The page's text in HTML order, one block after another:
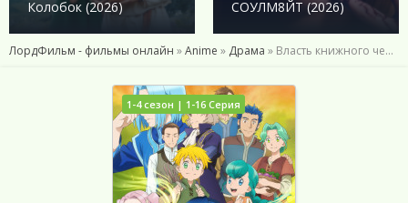
Колобок (2026)
СОУЛМ8ЙТ (2026)
ЛордФильм - фильмы онлайн »Anime » Драма » Власть книжного червя (2019) 1-4 сезон
1-4 сезон | 1-16 Серия